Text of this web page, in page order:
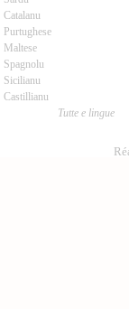
Catalanu
Purtughese
Maltese
Spagnolu
Sicilianu
Castillianu
Tutte e lingue